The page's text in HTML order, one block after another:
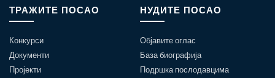
ТРАЖИТЕ ПОСАО
Конкурси
Документи
Пројекти
НУДИТЕ ПОСАО
Објавите оглас
База биографија
Подршка послодавцима